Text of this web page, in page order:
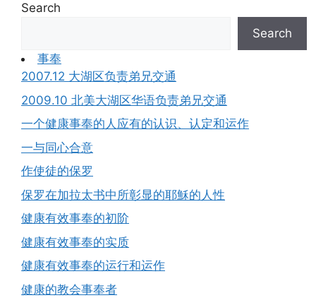
Search
Search
事奉
2007.12 大湖区负责弟兄交通
2009.10 北美大湖区华语负责弟兄交通
一个健康事奉的人应有的认识、认定和运作
一与同心合意
作使徒的保罗
保罗在加拉太书中所彰显的耶穌的人性
健康有效事奉的初阶
健康有效事奉的实质
健康有效事奉的运行和运作
健康的教会事奉者